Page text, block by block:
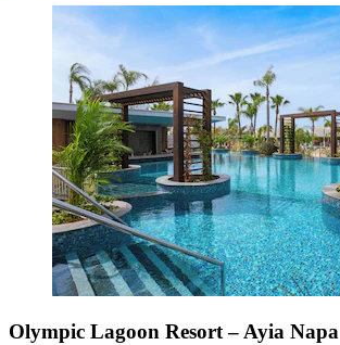
Olympic Lagoon Resort – Ayia Napa